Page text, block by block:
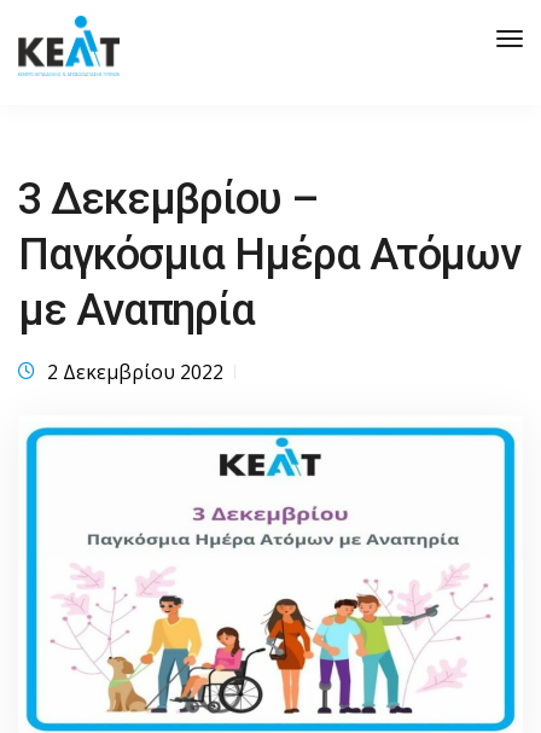
3 Δεκεμβρίου –
Παγκόσμια Ημέρα Ατόμων
με Αναπηρία
2 Δεκεμβρίου 2022